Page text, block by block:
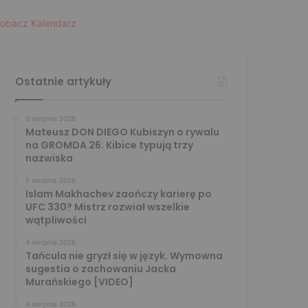
Kalendarz
Ostatnie artykuły
5 sierpnia 2026
Mateusz DON DIEGO Kubiszyn o rywalu
na GROMDA 26. Kibice typują trzy
nazwiska
5 sierpnia 2026
Islam Makhachev zaończy karierę po
UFC 330? Mistrz rozwiał wszelkie
wątpliwości
4 sierpnia 2026
Tańcula nie gryzł się w język. Wymowna
sugestia o zachowaniu Jacka
Murańskiego [VIDEO]
4 sierpnia 2026